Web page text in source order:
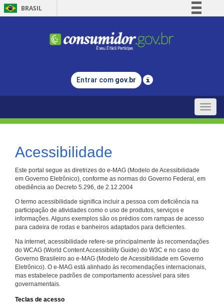
BRASIL
Comunica BR
Legislação
Entrar com gov.br
Toggle
Acessibilidade
Este portal segue as diretrizes do e-MAG (Modelo de Acessibilidade
em Governo Eletrônico), conforme as normas do Governo Federal, em
obediência ao Decreto 5.296, de 2.12.2004
O termo acessibilidade significa incluir a pessoa com deficiência na
participação de atividades como o uso de produtos, serviços e
informações. Alguns exemplos são os prédios com rampas de acesso
para cadeira de rodas e banheiros adaptados para deficientes.
Na internet, acessibilidade refere-se principalmente às recomendações
do WCAG (World Content Accessibility Guide) do W3C e no caso do
Governo Brasileiro ao e-MAG (Modelo de Acessibilidade em Governo
Eletrônico). O e-MAG está alinhado às recomendações internacionais,
mas estabelece padrões de comportamento acessível para sites
governamentais.
Teclas de acesso